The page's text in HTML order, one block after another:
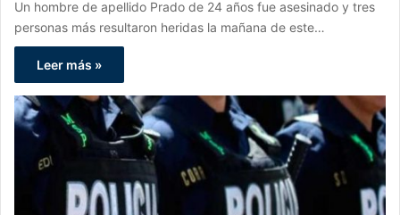
Un hombre de apellido Prado de 24 años fue asesinado y tres
personas más resultaron heridas la mañana de este…
Leer más »